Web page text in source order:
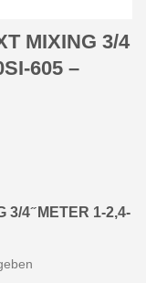
MIXING 3/4
605 –
3/4 ̋ METER 1-2,4-